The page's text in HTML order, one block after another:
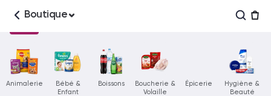
Boutique
Animalerie
Bébé &
Enfant
Boissons
Boucherie &
Volaille
Épicerie
Hygiène &
Beauté
★5,0 (11)
Lionesse - Éponge de bain
bébé